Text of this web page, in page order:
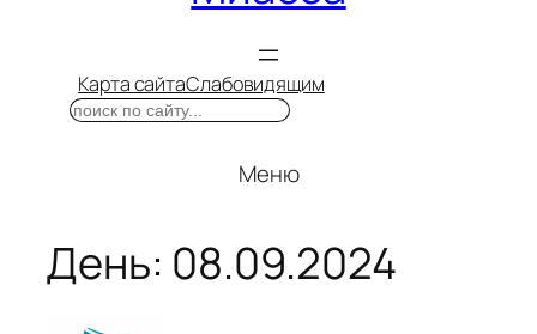
Карта сайтаСлабовидящим
Поиск
Меню
День: 08.09.2024